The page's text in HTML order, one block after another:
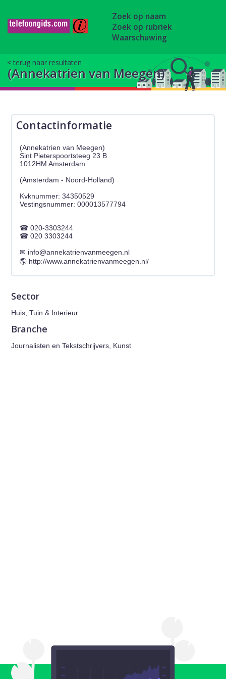
Zoek op naam
Zoek op rubriek
Waarschuwing
terug naar resultaten
(Annekatrien van Meegen)
Contactinformatie
(Annekatrien van Meegen)
Sint Pieterspoortsteeg 23 B
1012HM Amsterdam
(Amsterdam - Noord-Holland)
Kvknummer: 34350529
020-3303244
020 3303244
info@annekatrienvanmeegen.nl
http://www.annekatrienvanmeegen.nl/
Sector
Huis, Tuin & Interieur
Branche
Journalisten en Tekstschrijvers, Kunst